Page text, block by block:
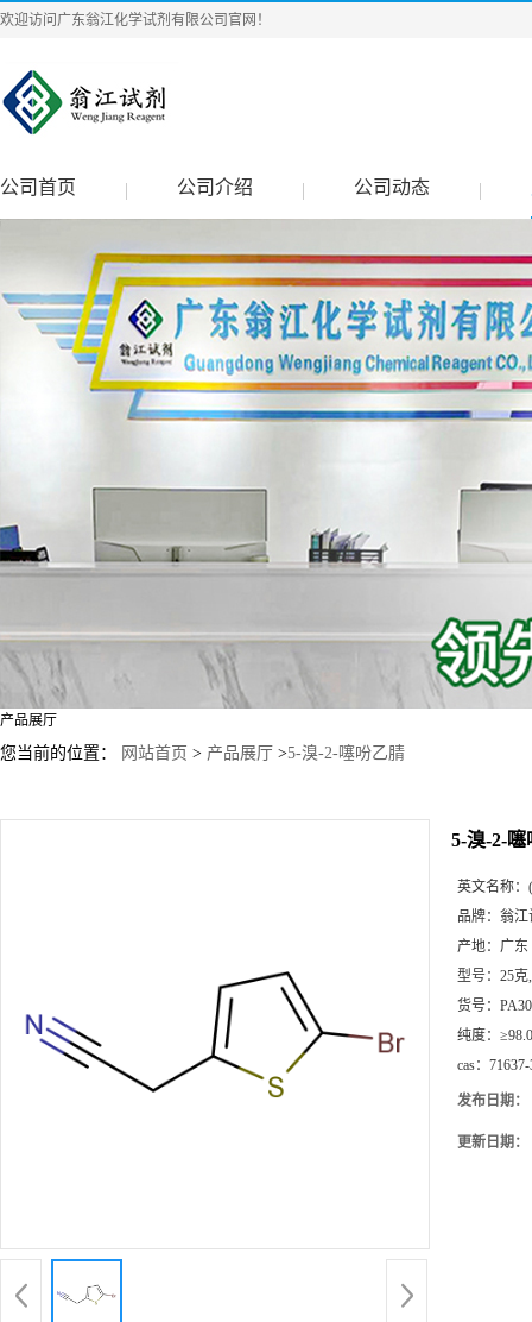
欢迎访问广东翁江化学试剂有限公司官网！
公司首页 公司介绍 公司动态
产品展厅
您当前的位置： 网站首页 > 产品展厅 >5-溴-2-噻吩乙腈
5-溴-2-噻
英文名称：
品牌： 翁江
产地： 广东
型号： 25克
货号：
纯度：
cas：
发布日期：
更新日期：